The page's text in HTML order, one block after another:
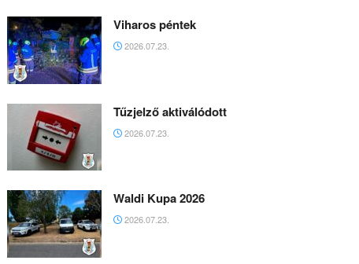
Viharos péntek
2026.07.23.
Tűzjelző aktiválódott
2026.07.23.
Waldi Kupa 2026
2026.07.23.